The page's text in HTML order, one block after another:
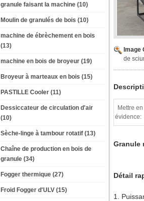
granule faisant la machine (10)
Moulin de granulés de bois (10)
machine de ébrèchement en bois
(13)
machine en bois de broyeur (19)
Broyeur à marteaux en bois (15)
PASTILLE Cooler (11)
Dessiccateur de circulation d'air
(10)
Sèche-linge à tambour rotatif (13)
Chaîne de production en bois de
granule (34)
Fogger thermique (27)
Froid Fogger d'ULV (15)
Image
de
Mettre en
évidence:
Granule
Détail
1.